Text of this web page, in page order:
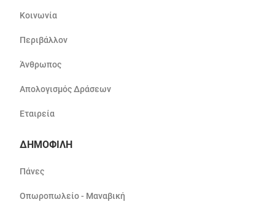
Κοινωνία
Περιβάλλον
Άνθρωπος
Απολογισμός Δράσεων
Εταιρεία
ΔΗΜΟΦΙΛΗ
Πάνες
Οπωροπωλείο - Μαναβική